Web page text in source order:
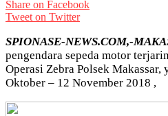
Share on Facebook
Tweet on Twitter
SPIONASE-NEWS.COM,-
pengendara sepeda motor
Operasi Zebra Polsek Makassar,
Oktober – 12 November 2018 ,